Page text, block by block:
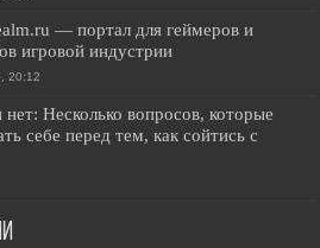
— портал для геймеров и
игровой индустрии
20:12
Несколько вопросов, которые
себе перед тем, как сойтись с